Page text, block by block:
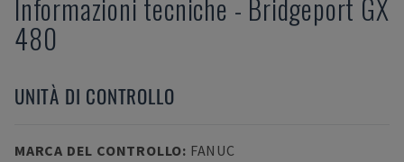
Informazioni tecniche - Bridgeport GX
480
UNITÀ DI CONTROLLO
MARCA DEL CONTROLLO: FANUC